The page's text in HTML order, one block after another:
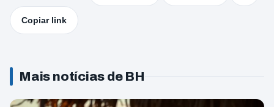
Copiar link
Mais notícias de BH